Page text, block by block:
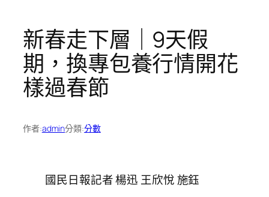
新春走下層｜9天假
期，換專包養行情開花
樣過春節
作者:admin分類:分數
國民日報記者 楊迅 王欣悅 施鈺